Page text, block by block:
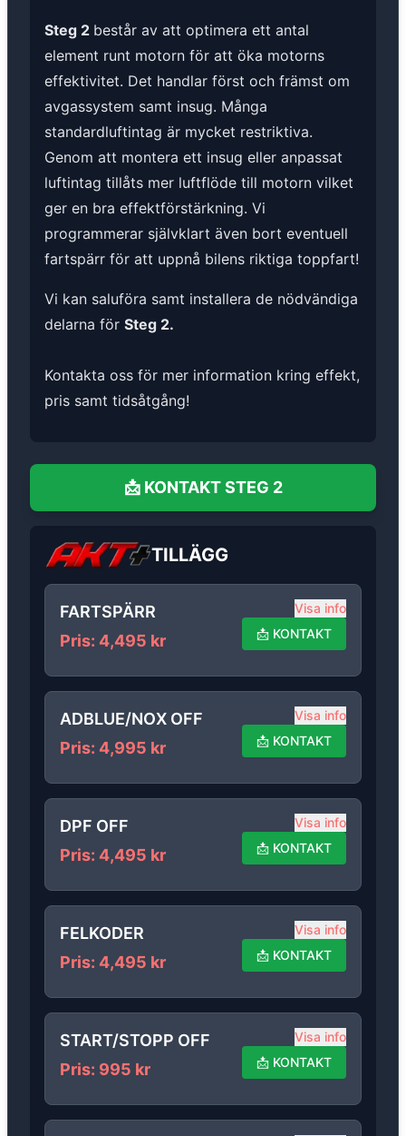
Steg 2 består av att optimera ett antal
element runt motorn för att öka motorns
effektivitet. Det handlar först och främst om
avgassystem samt insug. Många
standardluftintag är mycket restriktiva.
Genom att montera ett insug eller anpassat
luftintag tillåts mer luftflöde till motorn vilket
ger en bra effektförstärkning. Vi
programmerar självklart även bort eventuell
fartspärr för att uppnå bilens riktiga toppfart!
Vi kan saluföra samt installera de nödvändiga
delarna för Steg 2.
Kontakta oss för mer information kring effekt,
pris samt tidsåtgång!
📩 KONTAKT STEG 2
TILLÄGG
FARTSPÄRR
Pris: 4,495 kr
Visa info
📩 KONTAKT
ADBLUE/NOX OFF
Pris: 4,995 kr
Visa info
📩 KONTAKT
DPF OFF
Pris: 4,495 kr
Visa info
📩 KONTAKT
FELKODER
Pris: 4,495 kr
Visa info
📩 KONTAKT
START/STOPP OFF
Pris: 995 kr
Visa info
📩 KONTAKT